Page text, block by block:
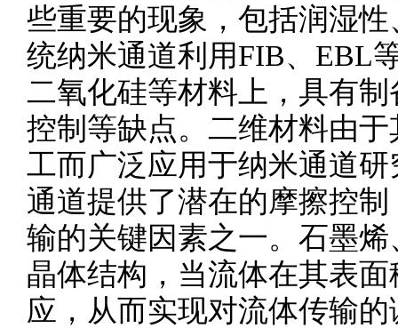
些重要的现象，包括润湿性
统纳米通道利用FIB、EBL
二氧化硅等材料上，具有
控制等缺点。二维材料由
工而广泛应用于纳米通道
通道提供了潜在的摩擦控
输的关键因素之一。石墨
晶体结构，当流体在其表
应，从而实现对流体传输的